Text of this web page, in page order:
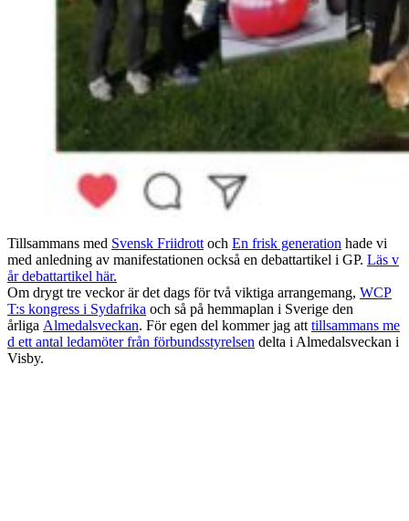
Tillsammans med Svensk Friidrott och En frisk generation hade vi
med anledning av manifestationen också en debattartikel i GP. Läs v
år debattartikel här.
Om drygt tre veckor är det dags för två viktiga arrangemang, WCP
T:s kongress i Sydafrika och så på hemmaplan i Sverige den
årliga Almedalsveckan. För egen del kommer jag att tillsammans me
d ett antal ledamöter från förbundsstyrelsen delta i Almedalsveckan i
Visby.